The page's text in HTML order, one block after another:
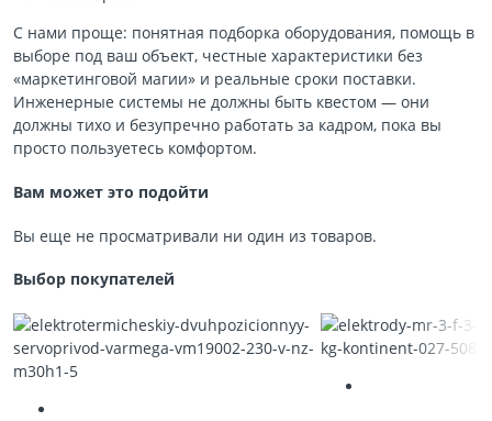
С нами проще: понятная подборка оборудования, помощь в
выборе под ваш объект, честные характеристики без
«маркетинговой магии» и реальные сроки поставки.
Инженерные системы не должны быть квестом — они
должны тихо и безупречно работать за кадром, пока вы
просто пользуетесь комфортом.
Вам может это подойти
Вы еще не просматривали ни один из товаров.
Выбор покупателей